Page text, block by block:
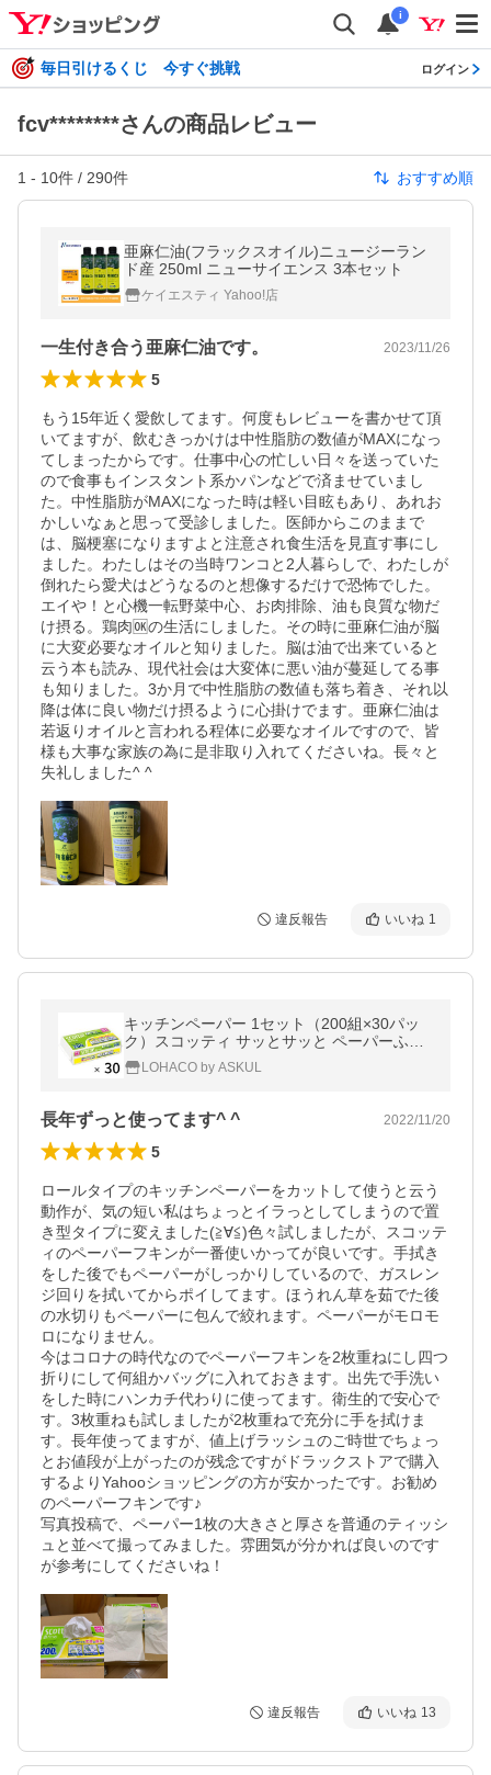
i
毎日引けるくじ 今すぐ挑戦 ログイン
fcv********さんの商品レビュー
1 - 10件 / 290件 おすすめ順
亜麻仁油(フラックスオイル)ニュージーラン
ド産 250ml ニューサイエンス 3本セット
ケイエスティ Yahoo!店
一生付き合う亜麻仁油です。 2023/11/26
5
もう15年近く愛飲してます。何度もレビューを書かせて頂
いてますが、飲むきっかけは中性脂肪の数値がMAXになっ
てしまったからです。仕事中心の忙しい日々を送っていた
ので食事もインスタント系かパンなどで済ませていまし
た。中性脂肪がMAXになった時は軽い目眩もあり、あれお
かしいなぁと思って受診しました。医師からこのままで
は、脳梗塞になりますよと注意され食生活を見直す事にし
ました。わたしはその当時ワンコと2人暮らしで、わたしが
倒れたら愛犬はどうなるのと想像するだけで恐怖でした。
エイや！と心機一転野菜中心、お肉排除、油も良質な物だ
け摂る。鶏肉🆗の生活にしました。その時に亜麻仁油が脳
に大変必要なオイルと知りました。脳は油で出来ていると
云う本も読み、現代社会は大変体に悪い油が蔓延してる事
も知りました。3か月で中性脂肪の数値も落ち着き、それ以
降は体に良い物だけ摂るように心掛けでます。亜麻仁油は
若返りオイルと言われる程体に必要なオイルですので、皆
様も大事な家族の為に是非取り入れてくださいね。長々と
失礼しました^ ^
違反報告 いいね 1
キッチンペーパー 1セット（200組×30パッ
ク）スコッティ サッとサッと ペーパーふき
ん キッチンタオル 日本製紙クレシア
LOHACO by ASKUL
長年ずっと使ってます^ ^ 2022/11/20
5
ロールタイプのキッチンペーパーをカットして使うと云う
動作が、気の短い私はちょっとイラっとしてしまうので置
き型タイプに変えました(≧∀≦)色々試しましたが、スコッテ
ィのペーパーフキンが一番使いかってが良いです。手拭き
をした後でもペーパーがしっかりしているので、ガスレン
ジ回りを拭いてからポイしてます。ほうれん草を茹でた後
の水切りもペーパーに包んで絞れます。ペーパーがモロモ
ロになりません。
今はコロナの時代なのでペーパーフキンを2枚重ねにし四つ
折りにして何組かバッグに入れておきます。出先で手洗い
をした時にハンカチ代わりに使ってます。衛生的で安心で
す。3枚重ねも試しましたが2枚重ねで充分に手を拭けま
す。長年使ってますが、値上げラッシュのご時世でちょっ
とお値段が上がったのが残念ですがドラックストアで購入
するよりYahooショッピングの方が安かったです。お勧め
のペーパーフキンです♪
写真投稿で、ペーパー1枚の大きさと厚さを普通のティッシ
ュと並べて撮ってみました。雰囲気が分かれば良いのです
が参考にしてくださいね！
違反報告 いいね 13